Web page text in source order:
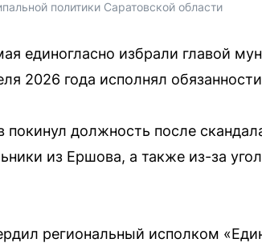
политики Саратовской области
единогласно избрали главой
2026 года исполнял
должность после
из Ершова, а также из-за
региональный исполком